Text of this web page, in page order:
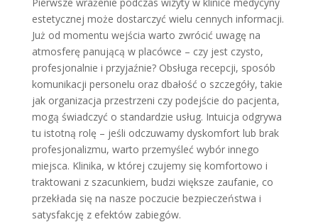
estetycznej może dostarczyć wielu cennych informacji.
Już od momentu wejścia warto zwrócić uwagę na
atmosferę panującą w placówce – czy jest czysto,
profesjonalnie i przyjaźnie? Obsługa recepcji, sposób
komunikacji personelu oraz dbałość o szczegóły, takie
jak organizacja przestrzeni czy podejście do pacjenta,
mogą świadczyć o standardzie usług. Intuicja odgrywa
tu istotną rolę – jeśli odczuwamy dyskomfort lub brak
profesjonalizmu, warto przemyśleć wybór innego
miejsca. Klinika, w której czujemy się komfortowo i
traktowani z szacunkiem, budzi większe zaufanie, co
przekłada się na nasze poczucie bezpieczeństwa i
satysfakcję z efektów zabiegów.